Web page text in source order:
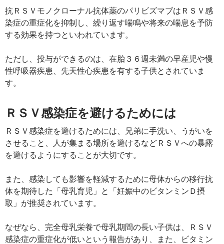
抗ＲＳＶモノクローナル抗体薬のパリビズマブはＲＳＶ感
染症の重症化を抑制し、繰り返す喘鳴や将来の喘息を予防
する効果を持つといわれています。
ただし、投与ができるのは、在胎３６週未満の早産児や慢
性呼吸器疾患、先天性心疾患を有する子供とされていま
す。
ＲＳＶ感染症を避けるためには
ＲＳＶ感染症を避けるためには、兄弟に手洗い、うがいを
させること、人が集まる場所を避けるなどＲＳＶへの暴露
を避けるようにすることが大切です。
また、感染しても影響を軽減するために母体からの移行抗
体を期待した「母乳育児」と「妊娠中のビタンミンＤ摂
取」が推奨されています。
なぜなら、完全母乳栄養で母乳期間の長い子供は、ＲＳＶ
感染症の重症化が低いという報告があり、また、ビタミン